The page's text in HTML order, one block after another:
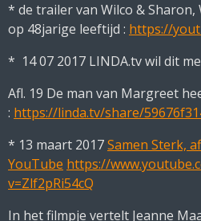
* de trailer van Wilco & Sharon,
op 48jarige leeftijd : https://
* 14 07 2017 LINDA.tv wil dit
Afl. 19 De man van Margreet
: https://linda.tv/share/
* 13 maart 2017Samen Sterk,
YouTube https://
v=Zlf2pRi54cQ
In het filmpje vertelt Jeanne